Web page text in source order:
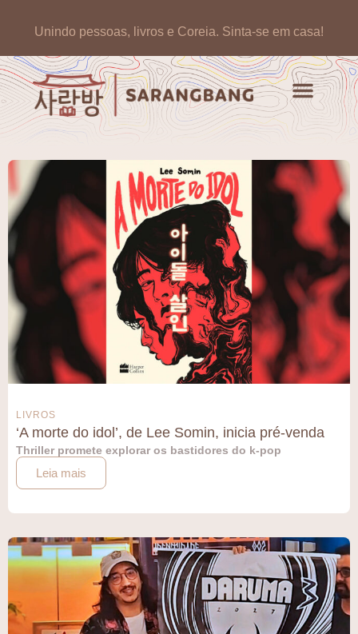
Unindo pessoas, livros e Coreia. Sinta-se em casa!
LIVROS
‘A morte do idol’, de Lee Somin, inicia pré-venda
Thriller promete explorar os bastidores do k-pop
Leia mais